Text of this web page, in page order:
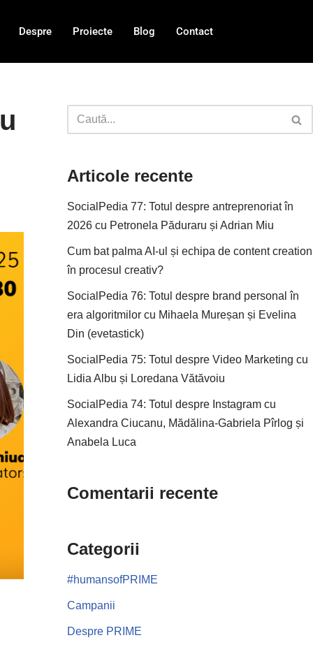
Despre Proiecte Blog Contact
Articole recente
SocialPedia 77: Totul despre antreprenoriat în
2026 cu Petronela Păduraru și Adrian Miu
Cum bat palma AI-ul și echipa de content creation
în procesul creativ?
SocialPedia 76: Totul despre brand personal în
era algoritmilor cu Mihaela Mureșan și Evelina
Din (evetastick)
SocialPedia 75: Totul despre Video Marketing cu
Lidia Albu și Loredana Vătăvoiu
SocialPedia 74: Totul despre Instagram cu
Alexandra Ciucanu, Mădălina-Gabriela Pîrlog și
Anabela Luca
Comentarii recente
Categorii
#humansofPRIME
Campanii
Despre PRIME